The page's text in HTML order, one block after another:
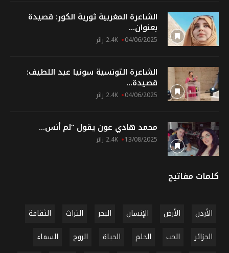
الشاعرة المغربية ثورية الكور: قصيدة
بعنوان...
04/06/2025 2.4K زائر
الشاعرة التونسية سونيا عبد اللطيف:
قصيدة...
04/06/2025 2.4K زائر
محمد هادي عون يقول “لم أنس...
13/08/2025 2.4K زائر
كلمات مفاتيح
الأردن الأرض الإنسان البحر التراث
الثقافة
الجزائر
الحب الحلم الحياة الروح
السماء